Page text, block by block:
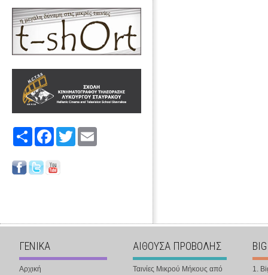
Share FacebookTwitter
ΓΕΝΙΚΑ
Αρχική
ΑΙΘΟΥΣΑ ΠΡΟΒΟΛΗΣ
Ταινίες Μικρού Μήκους από
1.